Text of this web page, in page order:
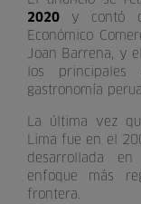
2020 y contó
Económico
Joan Barrena, y
los
gastronomía
La última vez
Lima fue en el
desarrollada
enfoque más
frontera.